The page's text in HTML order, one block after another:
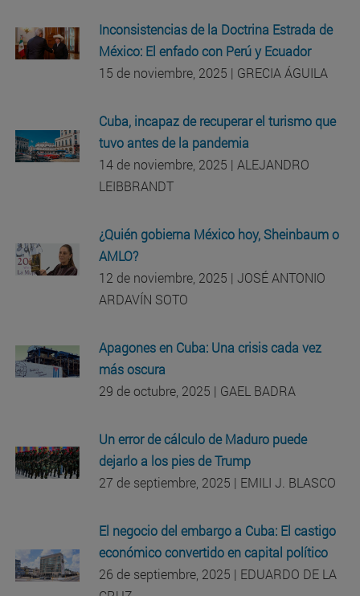
Inconsistencias de la Doctrina Estrada de
México: El enfado con Perú y Ecuador
15 de noviembre, 2025 | GRECIA ÁGUILA
Cuba, incapaz de recuperar el turismo que
tuvo antes de la pandemia
14 de noviembre, 2025 | ALEJANDRO
LEIBBRANDT
¿Quién gobierna México hoy, Sheinbaum o
AMLO?
12 de noviembre, 2025 | JOSÉ ANTONIO
ARDAVÍN SOTO
Apagones en Cuba: Una crisis cada vez
más oscura
29 de octubre, 2025 | GAEL BADRA
Un error de cálculo de Maduro puede
dejarlo a los pies de Trump
27 de septiembre, 2025 | EMILI J. BLASCO
El negocio del embargo a Cuba: El castigo
económico convertido en capital político
26 de septiembre, 2025 | EDUARDO DE LA